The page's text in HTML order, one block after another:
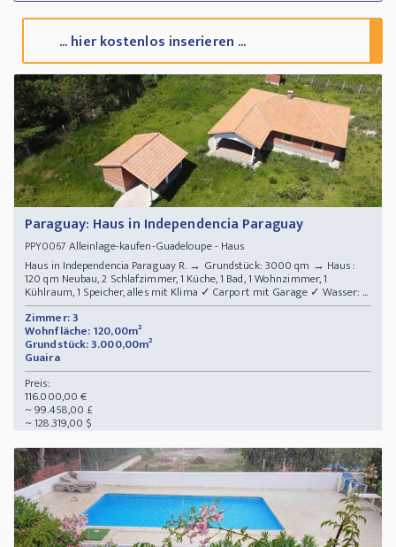
... hier kostenlos inserieren ...
Paraguay: Haus in Independencia Paraguay
PPY0067 Alleinlage-kaufen-Guadeloupe - Haus
Haus in Independencia Paraguay R. → Grundstück: 3000 qm → Haus :
120 qm Neubau, 2 Schlafzimmer, 1 Küche, 1 Bad, 1 Wohnzimmer, 1
Kühlraum, 1 Speicher, alles mit Klima ✓ Carport mit Garage ✓ Wasser: ...
Zimmer: 3
Wohnfläche: 120,00m²
Grundstück: 3.000,00m²
Guaira
Preis:
116.000,00 €
~ 99.458,00 £
~ 128.319,00 $